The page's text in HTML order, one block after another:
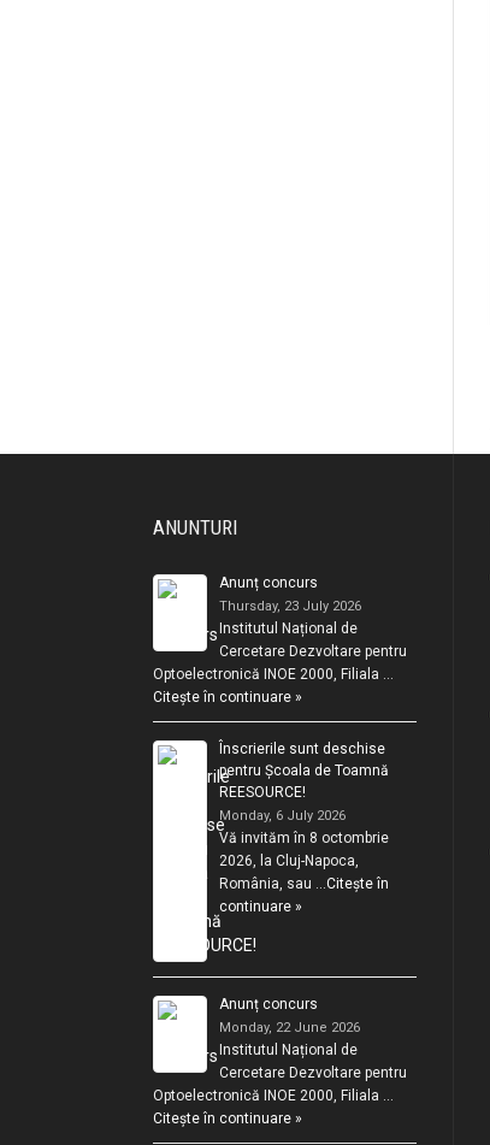
ANUNTURI
Anunț concurs
Thursday, 23 July 2026
Institutul Național de
Cercetare Dezvoltare pentru
Optoelectronică INOE 2000, Filiala …
Citește în continuare »
Înscrierile sunt deschise
pentru Școala de Toamnă
REESOURCE!
Monday, 6 July 2026
Vă invităm în 8 octombrie
2026, la Cluj-Napoca,
România, sau …Citește în
continuare »
Anunț concurs
Monday, 22 June 2026
Institutul Național de
Cercetare Dezvoltare pentru
Optoelectronică INOE 2000, Filiala …
Citește în continuare »